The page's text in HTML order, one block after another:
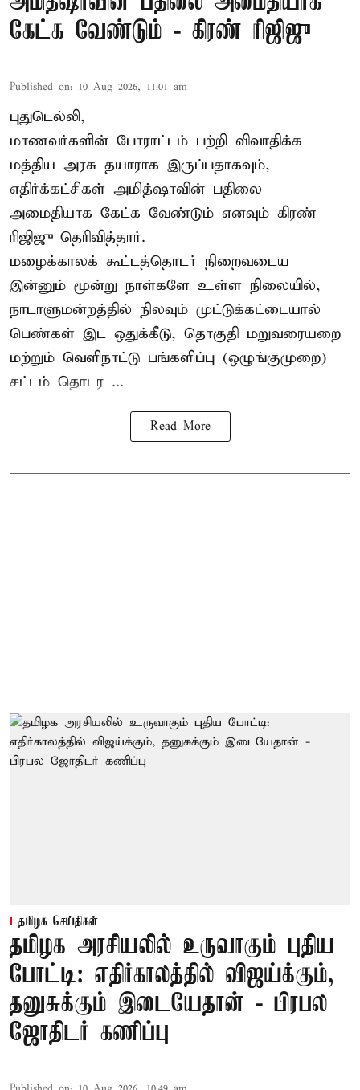
கேட்க வேண்டும் - கிரண் ரிஜிஜு
Published on: 10 Aug 2026, 11:01 am
புதுடெல்லி,
மாணவர்களின் போராட்டம் பற்றி விவாதிக்க
மத்திய அரசு தயாராக இருப்பதாகவும்,
எதிர்க்கட்சிகள் அமித்ஷாவின் பதிலை
அமைதியாக கேட்க வேண்டும் எனவும் கிரண்
ரிஜிஜு தெரிவித்தார்.
மழைக்காலக் கூட்டத்தொடர் நிறைவடைய
இன்னும் மூன்று நாள்களே உள்ள நிலையில்,
நாடாளுமன்றத்தில் நிலவும் முட்டுக்கட்டையால்
பெண்கள் இட ஒதுக்கீடு, தொகுதி மறுவரையறை
மற்றும் வெளிநாட்டு பங்களிப்பு (ஒழுங்குமுறை)
சட்டம் தொடர ...
Read More
தமிழக செய்திகள்
தமிழக அரசியலில் உருவாகும் புதிய
போட்டி: எதிர்காலத்தில் விஜய்க்கும்,
தனுசுக்கும் இடையேதான் - பிரபல
ஜோதிடர் கணிப்பு